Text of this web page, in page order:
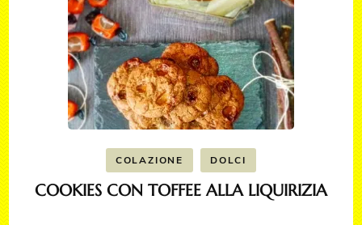
COLAZIONE DOLCI
COOKIES CON TOFFEE ALLA LIQUIRIZIA